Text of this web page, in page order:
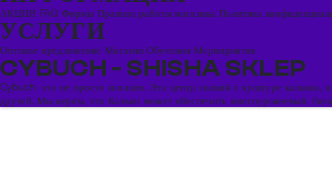
АКЦИИ FAQФирмы Правила работы магазинаПолитика
УСЛУГИ
Оптовое предложениеМагазинОбученияМероприятия
CYBUCH - SHISHA SKLEP
Cybuch- это не просто магазин. Это центр знаний о культуре
друзей. Мы верим, что Кальян может обеспечить многоуровневый,